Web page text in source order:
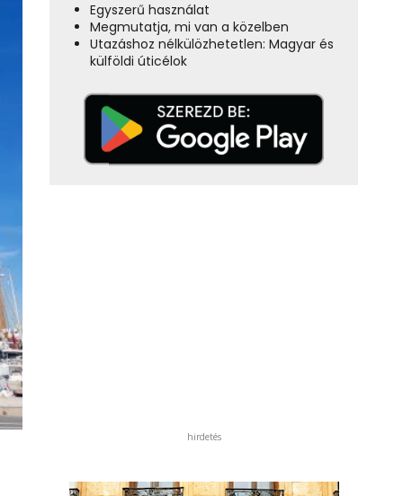
Egyszerű használat
Megmutatja, mi van a közelben
Utazáshoz nélkülözhetetlen: Magyar és
külföldi úticélok
hirdetés